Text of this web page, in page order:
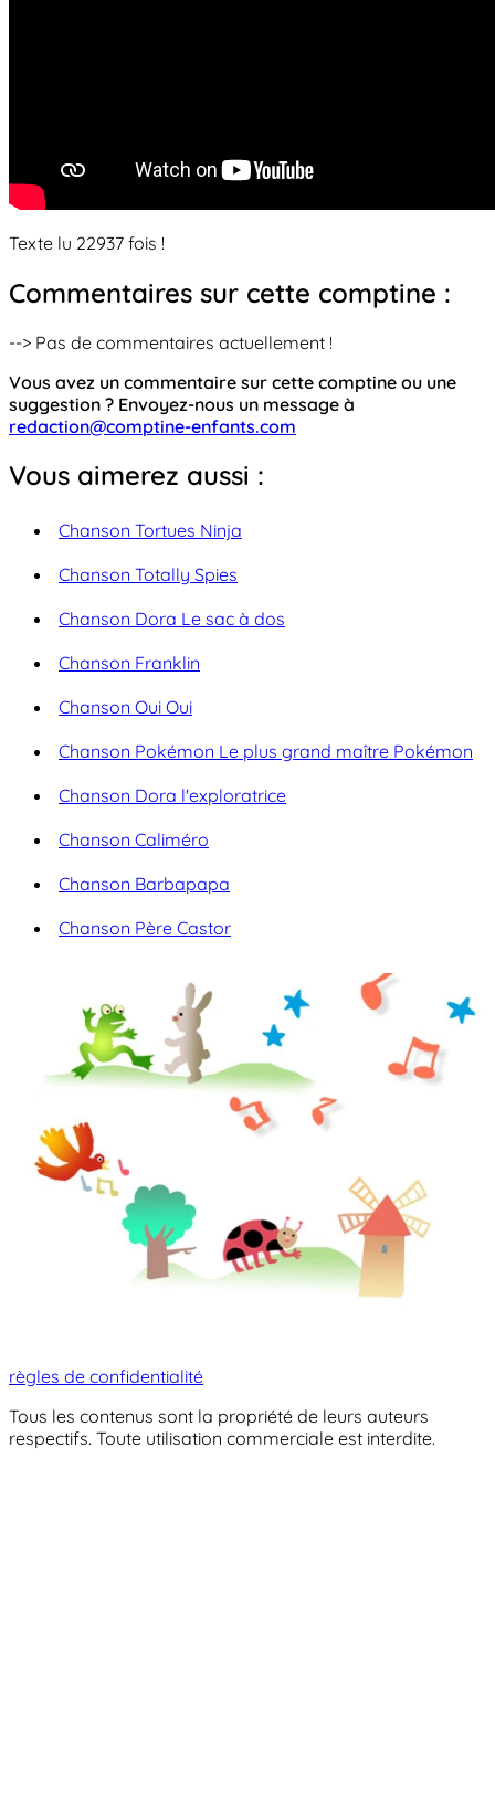
Texte lu 22937 fois !
Commentaires sur cette comptine :
--> Pas de commentaires actuellement !
Vous avez un commentaire sur cette comptine ou une
suggestion ? Envoyez-nous un message à
redaction@comptine-enfants.com
Vous aimerez aussi :
Chanson Tortues Ninja
Chanson Totally Spies
Chanson Dora Le sac à dos
Chanson Franklin
Chanson Oui Oui
Chanson Pokémon Le plus grand maître Pokémon
Chanson Dora l'exploratrice
Chanson Caliméro
Chanson Barbapapa
Chanson Père Castor
règles de confidentialité
Tous les contenus sont la propriété de leurs auteurs
respectifs. Toute utilisation commerciale est interdite.